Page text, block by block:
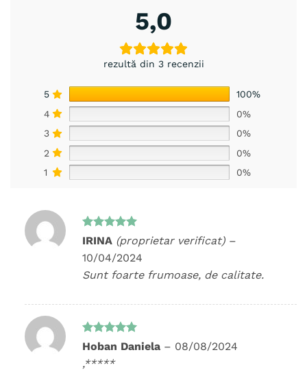
5,0
rezultă din 3 recenzii
5
100%
4
0%
3
0%
2
0%
1
0%
Evaluat la
din 5
IRINA (proprietar verificat) –
10/04/2024
Sunt foarte frumoase, de calitate.
Evaluat la
Hoban Daniela – 08/08/2024
,*****